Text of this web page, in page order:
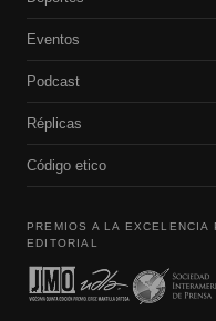
Eventos
Podcast
Réplicas
Código etico
PREMIOS A LA
EDITORIAL